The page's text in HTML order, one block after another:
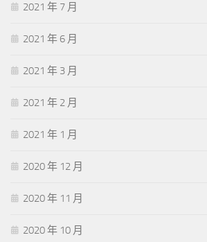
2021 年 7 月
2021 年 6 月
2021 年 3 月
2021 年 2 月
2021 年 1 月
2020 年 12 月
2020 年 11 月
2020 年 10 月